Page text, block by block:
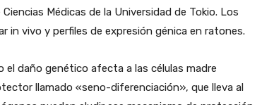
Médicas de la Universidad de Tokio. Los
in vivo y perfiles de expresión génica en ratones.
daño genético afecta a las células madre
llamado «seno-diferenciación», que lleva al